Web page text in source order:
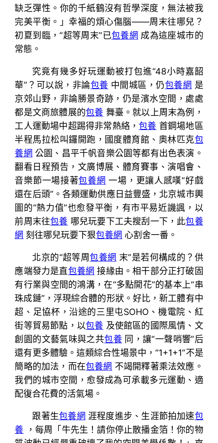
缺乏彈性。你的千紙鶴沒有哲學深度，無法被我
完美平衡。」幸福的煩心傷腦——周末往哪兒？
初夏到臨，“超等周末”已包養網 成為這座城市的
常態。
究竟有幾多好玩運動被打包進“48小時嘉韶
華”？可以說，非論包養 中間城區，仍包養網 是
京郊山野，非論勝景奇跡，仍是濱水空間，處處
都是文商旅體展的包養 舞臺。就以上周末為例，
工人運動場中超踢得非常熱絡，包養 首鋼場地區
半程馬拉松叫鑼開跑，國度體育館、奧林匹克包
養網 公園、昌平千帆音樂公園等都有出色表演。
翻看日程預告，文廣博展、體育賽事、演唱會、
音樂節一場接著包養網 一場，更讓人感嘆“好戲
還在后頭”。各類運動供應日益豐盛，北京城市輿
圖的“熱力值”也愈發平衡，有市平易近譏諷，以
前周末往包養 哪兒玩要下工夫搜刮一下，此包養
網 刻往哪兒玩要下狠包養網 心割舍一番。
北京的“超等周包養網 末”是若何構成的？供
應端發力是直包養網 接緣由。相干部分正打破固
有行業與空間的鴻溝，在“多點開花”的基本上“串
珠成鏈”，浮現綜合體的形狀。好比，新工體有中
超、足協杯，沿途的三里屯SOHO、機電院、紅
街等貿易節點，以包養 及使館區的國際風情、文
創園的文藝氣味與之共包養同，讓“一聲哨響”后
還有更多體驗。這類綜合性場景中，“1+1+1”不是
簡略的加法，而在包養網 不竭開釋著乘法效應。
我們的城市空間，愈發成為可承載多元運動、適
配復合花費的活氣場。
跟著生包養網 涯程度進步、生涯節拍加速包
養 ，每周「牛先生！請你停止散播金箔！你的物